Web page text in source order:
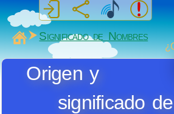
MiSabueso
Significado de Nombres
Origen y
significado